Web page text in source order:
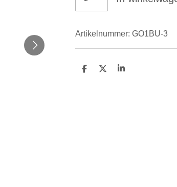
Artikelnummer: GO1BU-3
D
D
S